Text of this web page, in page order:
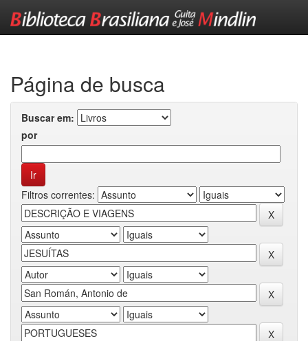
Página de busca
Buscar em:
por
Filtros correntes: